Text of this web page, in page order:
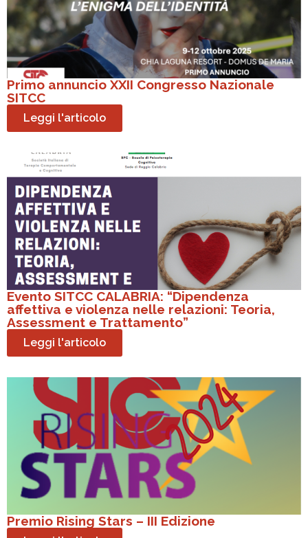
Primo annuncio XXII Congresso Nazionale
SITCC
Leggi l'articolo
Evento SITCC CALABRIA: “Dipendenza
affettiva e violenza nelle relazioni: Teoria,
Assessment e Trattamento”
Leggi l'articolo
Premio Rising Stars – III Edizione